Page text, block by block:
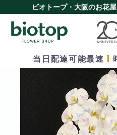
ビオトープ・大阪のお花
当日配達可能最速 1